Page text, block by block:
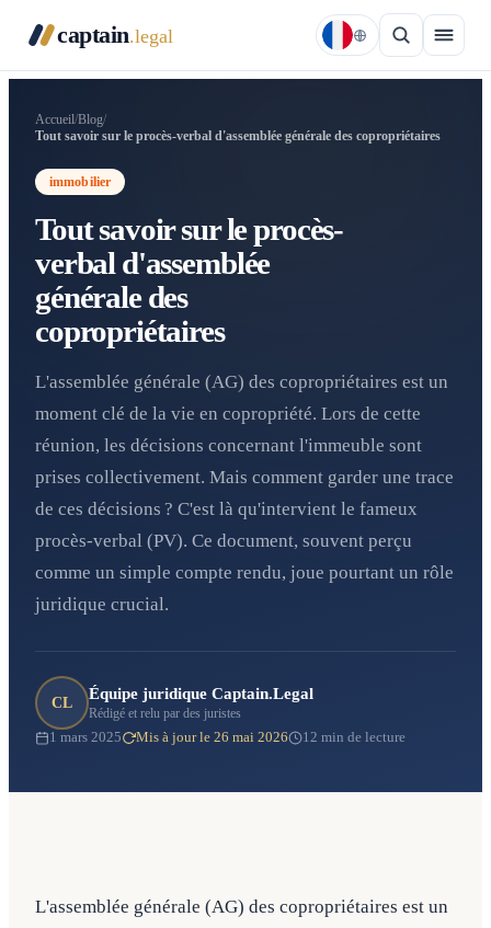
captain.legal
Accueil/Blog/
Tout savoir sur le procès-verbal d'assemblée générale des copropriétaires
immobilier
Tout savoir sur le procès-
verbal d'assemblée
générale des
copropriétaires
L'assemblée générale (AG) des copropriétaires est un
moment clé de la vie en copropriété. Lors de cette
réunion, les décisions concernant l'immeuble sont
prises collectivement. Mais comment garder une trace
de ces décisions ? C'est là qu'intervient le fameux
procès-verbal (PV). Ce document, souvent perçu
comme un simple compte rendu, joue pourtant un rôle
juridique crucial.
CL
Équipe juridique Captain.Legal
Rédigé et relu par des juristes
1 mars 2025
Mis à jour le 26 mai 2026 12 min de lecture
L'assemblée générale (AG) des copropriétaires est un